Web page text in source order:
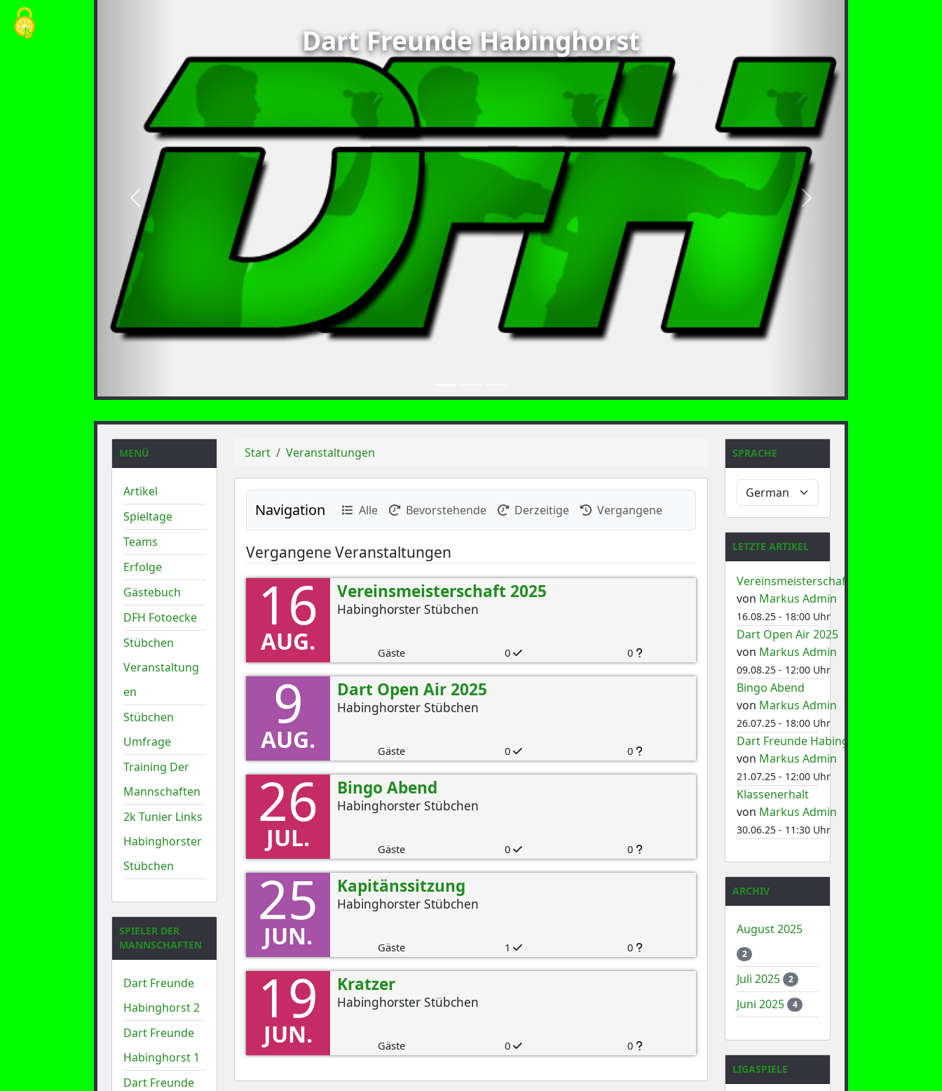
vorheriges nächstes
Dart Freunde Habinghorst
MENÜ
Artikel
Spieltage
Teams
Erfolge
Gästebuch
DFH Fotoecke
Stübchen
Veranstaltung
en
Stübchen
Umfrage
Training Der
Mannschaften
2k Tunier Links
Habinghorster
Stübchen
SPIELER DER
MANNSCHAFTEN
Dart Freunde
Habinghorst 2
Dart Freunde
Habinghorst 1
Dart Freunde
Start Veranstaltungen
Navigation Alle Bevorstehende Derzeitige Vergangene
Vergangene Veranstaltungen
16
AUG.
Vereinsmeisterschaft 2025
Habinghorster Stübchen
Gäste 0 0
9
AUG.
Dart Open Air 2025
Habinghorster Stübchen
Gäste 0 0
26
JUL.
Bingo Abend
Habinghorster Stübchen
Gäste 0 0
25
JUN.
Kapitänssitzung
Habinghorster Stübchen
Gäste 1 0
19
JUN.
Kratzer
Habinghorster Stübchen
Gäste 0 0
SPRACHE
LETZTE ARTIKEL
Vereinsmeisterschaft
von Markus Admin
16.08.25 - 18:00 Uhr
Dart Open Air 2025
von Markus Admin
09.08.25 - 12:00 Uhr
Bingo Abend
von Markus Admin
26.07.25 - 18:00 Uhr
Dart Freunde Habinghorst 1
von Markus Admin
21.07.25 - 12:00 Uhr
Klassenerhalt
von Markus Admin
30.06.25 - 11:30 Uhr
ARCHIV
August 2025
2
Juli 2025 2
Juni 2025 4
LIGASPIELE
Cookie-Einstellungen